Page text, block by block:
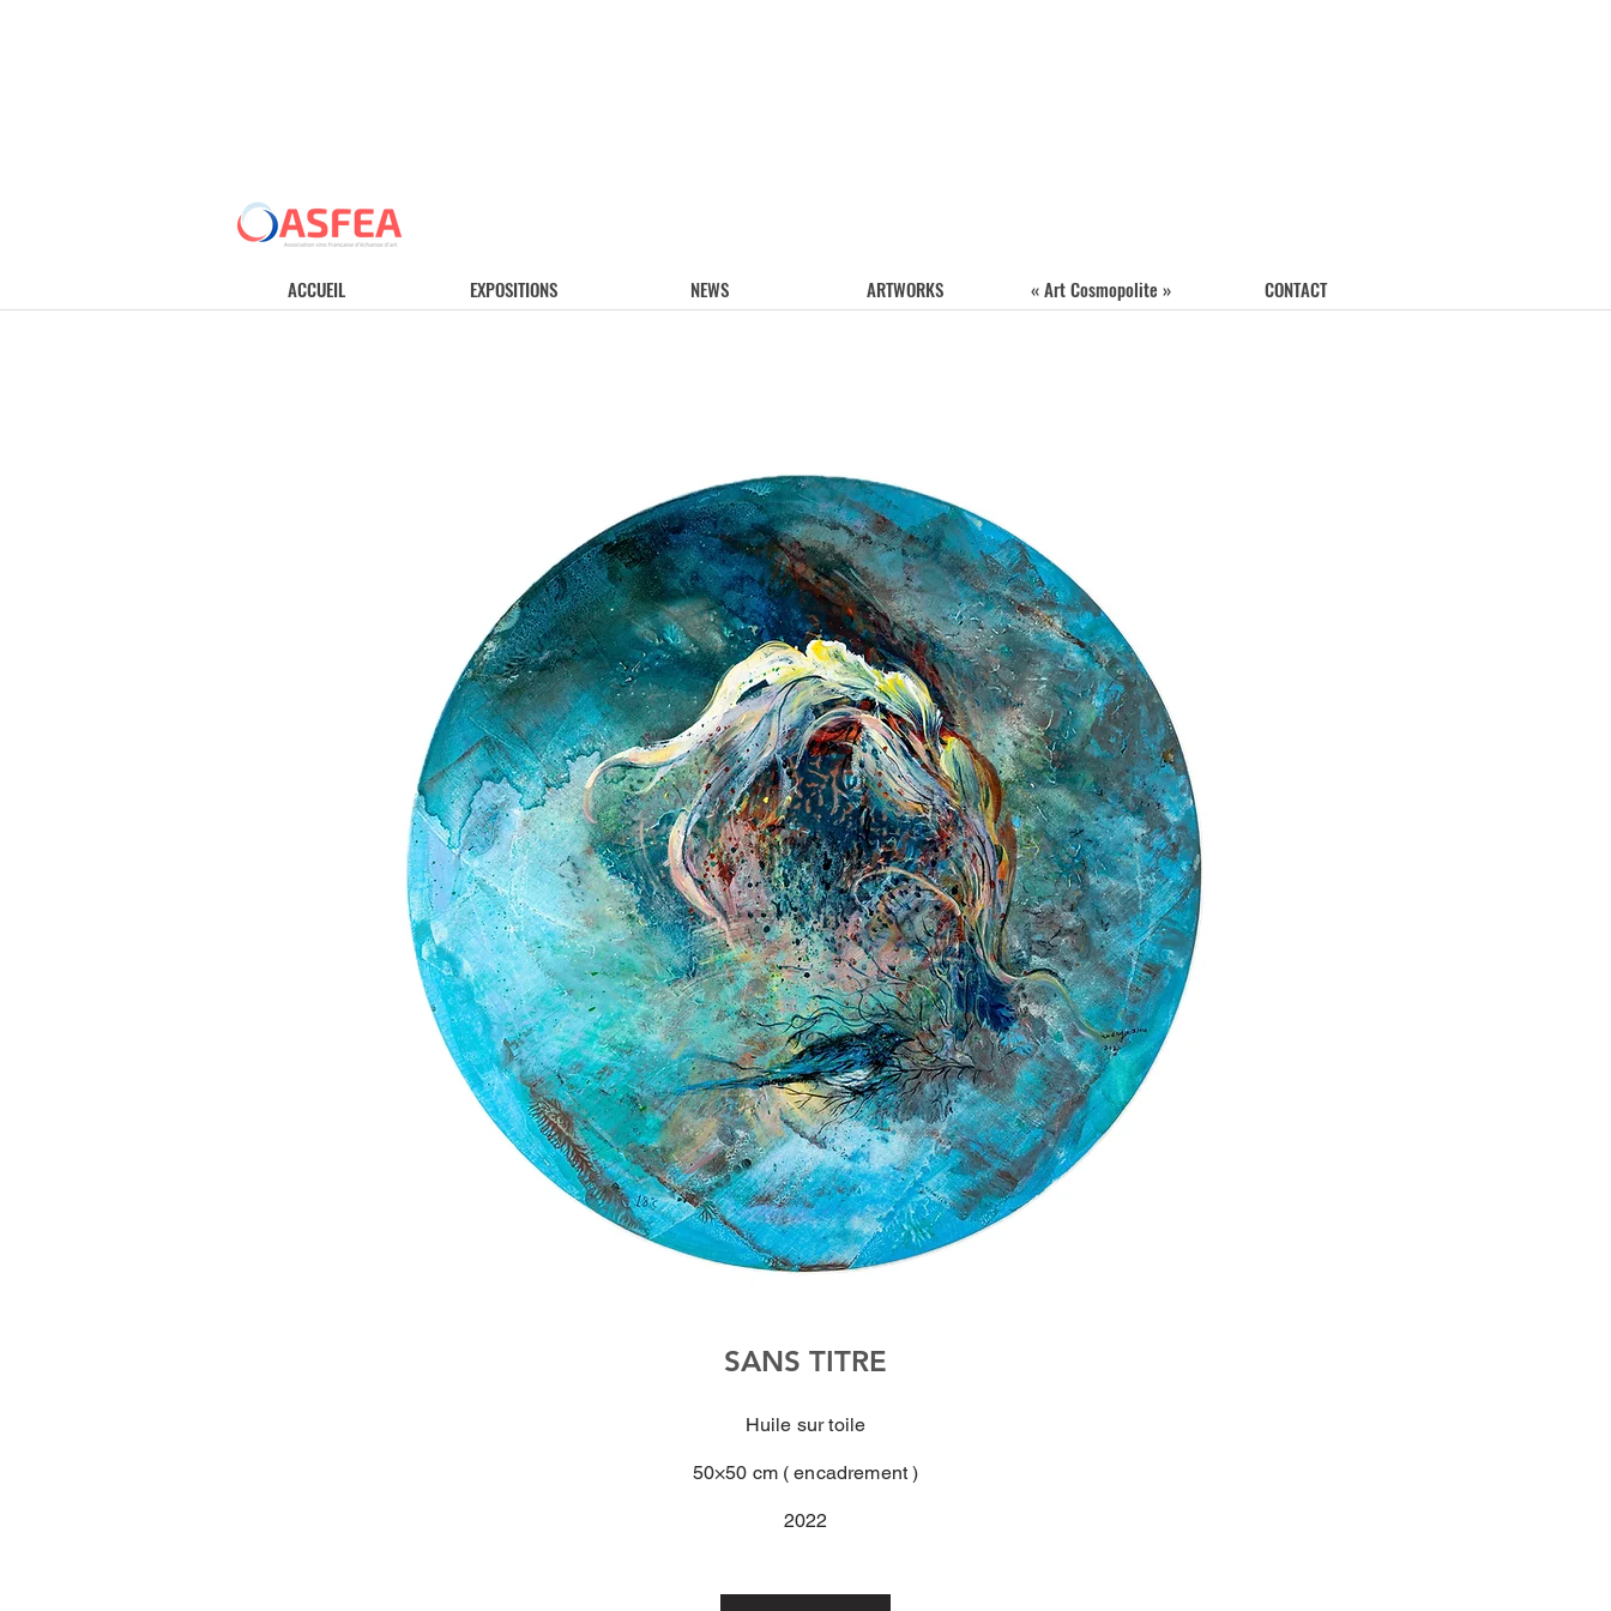
ACCUEIL EXPOSITIONS NEWS ARTWORKS « Art Cosmopolite » CONTACT
SANS TITRE
Huile sur toile
50×50 cm ( encadrement )
2022